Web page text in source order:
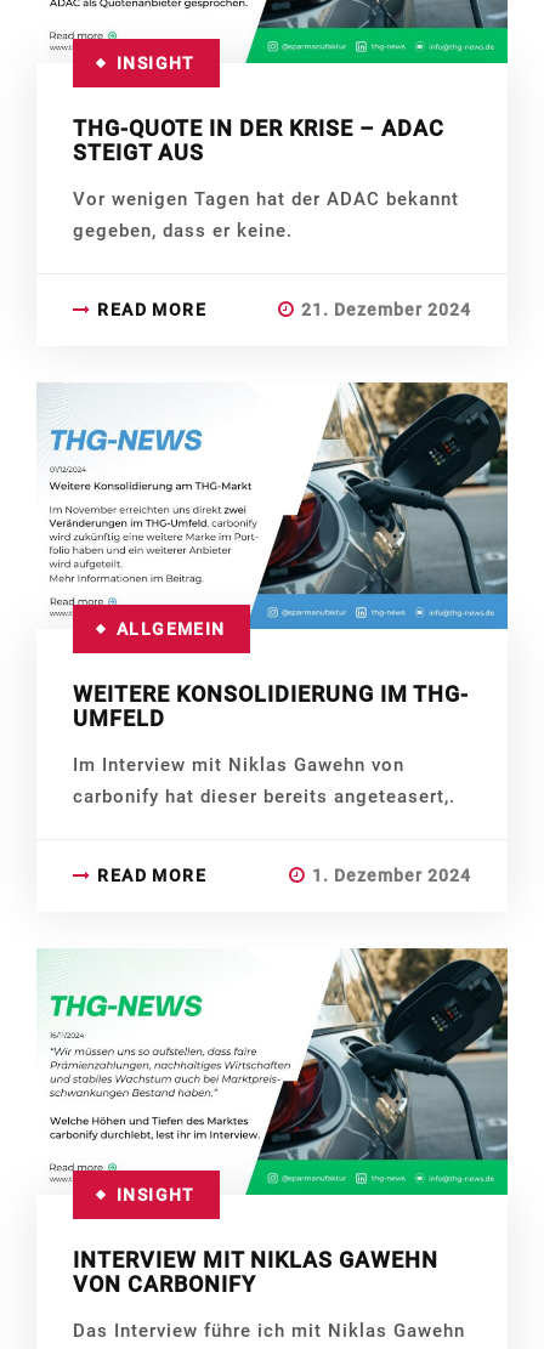
INSIGHT
THG-QUOTE IN DER KRISE – ADAC
STEIGT AUS
Vor wenigen Tagen hat der ADAC bekannt
gegeben, dass er keine.
READ MORE 21. Dezember 2024
ALLGEMEIN
WEITERE KONSOLIDIERUNG IM THG-
UMFELD
Im Interview mit Niklas Gawehn von
carbonify hat dieser bereits angeteasert,.
READ MORE 1. Dezember 2024
INSIGHT
INTERVIEW MIT NIKLAS GAWEHN
VON CARBONIFY
Das Interview führe ich mit Niklas Gawehn